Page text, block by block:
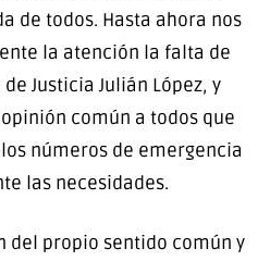
de todos. Hasta ahora nos
la atención la falta de
Justicia Julián López, y
común a todos que
números de emergencia
las necesidades.
del propio sentido común y